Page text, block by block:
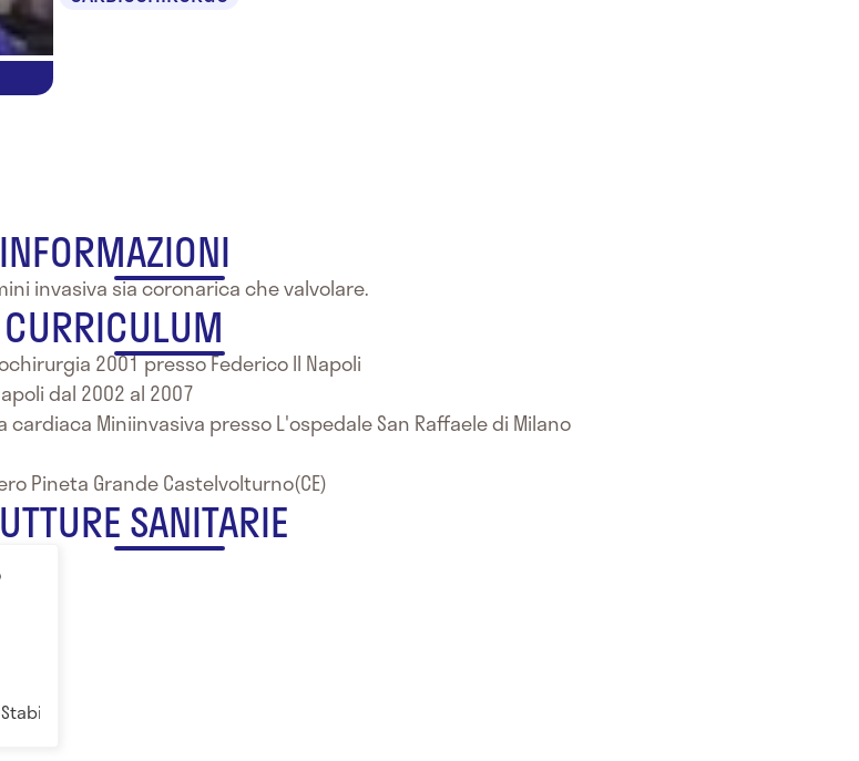
INFORMAZIONI
invasiva sia coronarica che valvolare.
CURRICULUM
2001 presso Federico II Napoli
dal 2002 al 2007
Miniinvasiva presso L'ospedale San Raffaele di Milano
Pineta Grande Castelvolturno(CE)
SANITARIE
NA, Italia Napoli